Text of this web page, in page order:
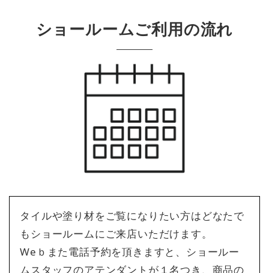
ショールームご利用の流れ
タイルや塗り材をご覧になりたい方はどなたで
もショールームにご来店いただけます。
Weｂまた電話予約を頂きますと、ショールー
ムスタッフのアテンダントが１名つき、商品の